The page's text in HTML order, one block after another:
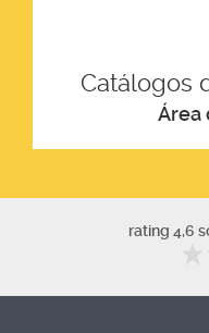
Catálogos
Área
rating 4,6